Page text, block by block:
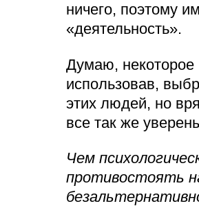
ничего, поэтому
«деятельность».
Думаю, некоторое
использовав,
этих людей, но
все так же
Чем
противостоять